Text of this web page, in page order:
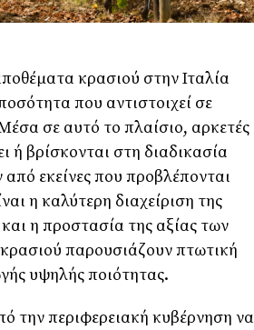
κρασιού στην Ιταλία
που αντιστοιχεί σε
σε αυτό το πλαίσιο, αρκετές
ή βρίσκονται στη διαδικασία
εκείνες που προβλέπονται
η καλύτερη διαχείριση της
η προστασία της αξίας των
παρουσιάζουν πτωτική
υψηλής ποιότητας.
την περιφερειακή κυβέρνηση να